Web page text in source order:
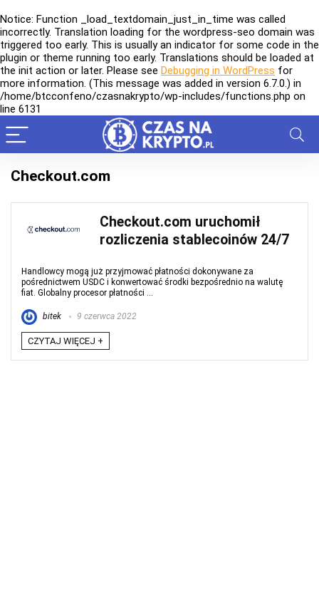
Notice: Function _load_textdomain_just_in_time was called
incorrectly. Translation loading for the wordpress-seo domain was
triggered too early. This is usually an indicator for some code in the
plugin or theme running too early. Translations should be loaded at
the init action or later. Please see Debugging in WordPress for
more information. (This message was added in version 6.7.0.) in
/home/btcconfeno/czasnakrypto/wp-includes/functions.php on
line 6131
Checkout.com
Checkout.com uruchomił
rozliczenia stablecoinów 24/7
Handlowcy mogą już przyjmować płatności dokonywane za
pośrednictwem USDC i konwertować środki bezpośrednio na walutę
fiat. Globalny procesor płatności ...
bitek 9 czerwca 2022
CZYTAJ WIĘCEJ +